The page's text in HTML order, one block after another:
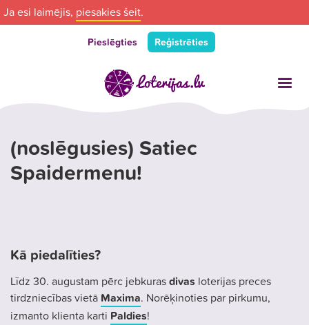
Ja esi laimējis, piesakies šeit.
Pieslēgties Reģistrēties
(noslēgusies) Satiec
Spaidermenu!
Kā piedalīties?
Līdz 30. augustam pērc jebkurasdivas loterijas preces
tirdzniecības vietā Maxima. Norēķinoties par pirkumu,
izmanto klienta karti Paldies!